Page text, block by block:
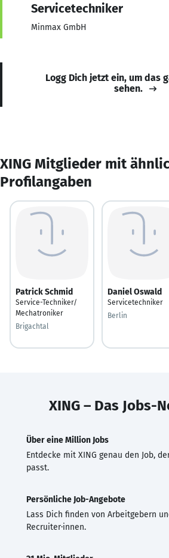
Servicetechniker
Minmax GmbH
Logg Dich jetzt ein, um das
sehen.
XING Mitglieder mit
Profilangaben
Patrick Schmid
Service-Techniker/
Mechatroniker
Brigachtal
Daniel Oswald
Servicetechniker
Berlin
XING – Das Jobs-
Über eine Million Jobs
Entdecke mit XING genau den Job,
passt.
Persönliche Job-Angebote
Lass Dich finden von Arbeitgebern
Recruiter·innen.